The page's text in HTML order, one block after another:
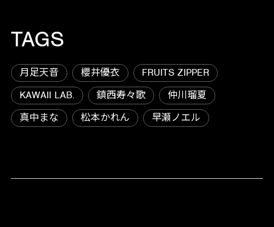
TAGS
月足天音 櫻井優衣
FRUITS ZIPPER
KAWAII LAB.
鎮西寿々歌
仲川瑠夏
真中まな
松本かれん 早瀬ノエル